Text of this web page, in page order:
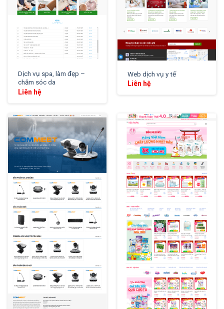
Dịch vụ spa, làm đẹp –
chăm sóc da
Liên hệ
Web dịch vụ y tế
Liên hệ
XEM THỬ XEM THỬ